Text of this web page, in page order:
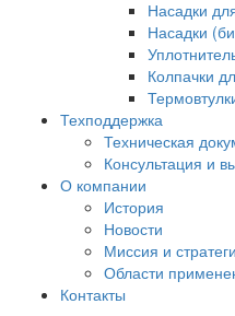
Насадки
Насадки
Колпачки
Техподдержка
Техническая
Консультация и
О компании
История
Новости
Миссия и
Области
Контакты